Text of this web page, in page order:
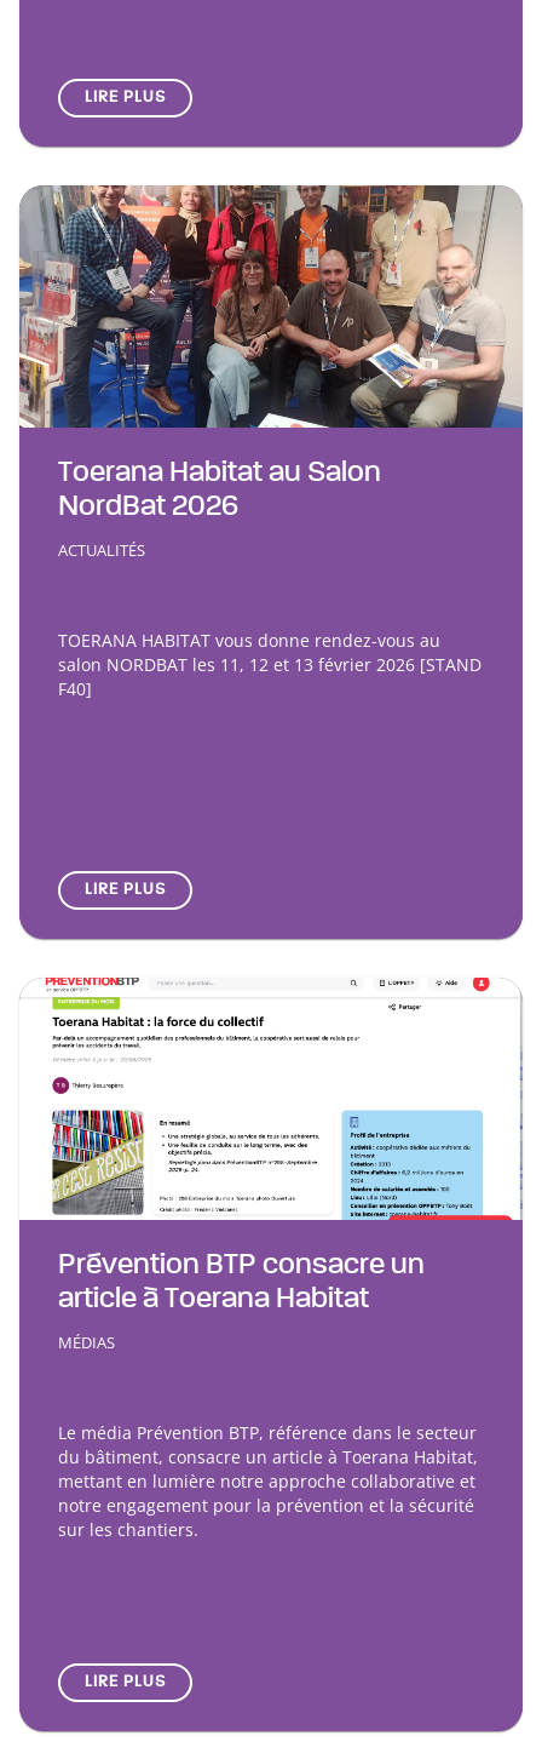
LIRE PLUS
Toerana Habitat au Salon
NordBat 2026
ACTUALITÉS
TOERANA HABITAT vous donne rendez-vous au
salon NORDBAT les 11, 12 et 13 février 2026 [STAND
F40]
LIRE PLUS
Prévention BTP consacre un
article à Toerana Habitat
MÉDIAS
Le média Prévention BTP, référence dans le secteur
du bâtiment, consacre un article à Toerana Habitat,
mettant en lumière notre approche collaborative et
notre engagement pour la prévention et la sécurité
sur les chantiers.
LIRE PLUS